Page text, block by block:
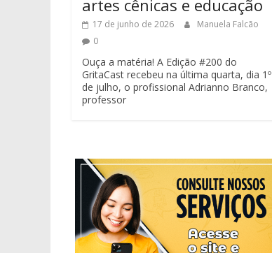
artes cênicas e educação
17 de junho de 2026
Manuela Falcão
0
Ouça a matéria! A Edição #200 do
GritaCast recebeu na última quarta, dia 1º
de julho, o profissional Adrianno Branco,
professor